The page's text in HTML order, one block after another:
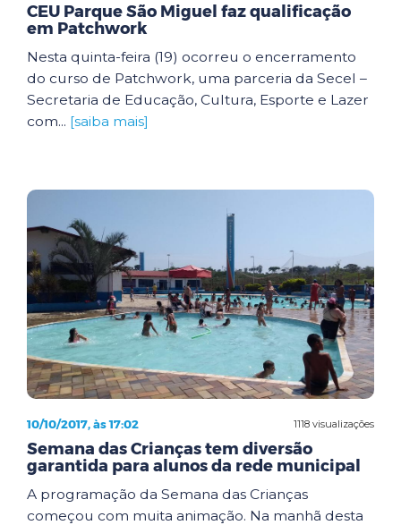
CEU Parque São Miguel faz qualificação
em Patchwork
Nesta quinta-feira (19) ocorreu o encerramento
do curso de Patchwork, uma parceria da Secel –
Secretaria de Educação, Cultura, Esporte e Lazer
com... [saiba mais]
1118 visualizações
10/10/2017, às 17:02
Semana das Crianças tem diversão
garantida para alunos da rede municipal
A programação da Semana das Crianças
começou com muita animação. Na manhã desta